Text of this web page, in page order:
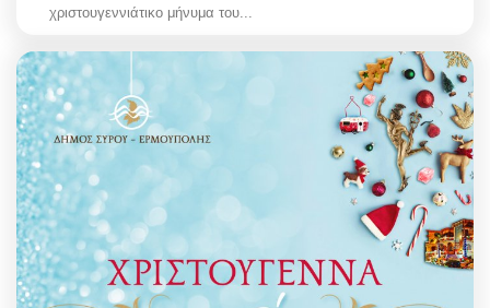
χριστουγεννιάτικο μήνυμα του...